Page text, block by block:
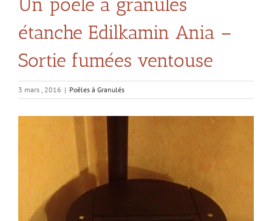
étanche Edilkamin Ania –
Sortie fumées ventouse
3 mars , 2016 | Poêles à Granulés